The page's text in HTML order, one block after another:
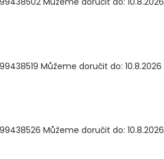
Můžeme doručit do: 10.8.2026
Můžeme doručit do: 10.8.2026